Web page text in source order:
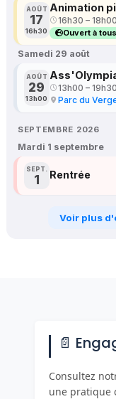
AOÛT
17
16h30
Animation
16h30 – 18h00
Ouvert à tous
Samedi 29 août
AOÛT
29
13h00
13h00 – 19h30
SEPTEMBRE 2026
Mardi 1 septembre
SEPT.
1 Rentrée
Voir plus
📄
Consultez
une pratique